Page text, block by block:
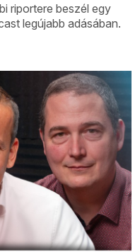
riportere beszél egy
legújabb adásában.